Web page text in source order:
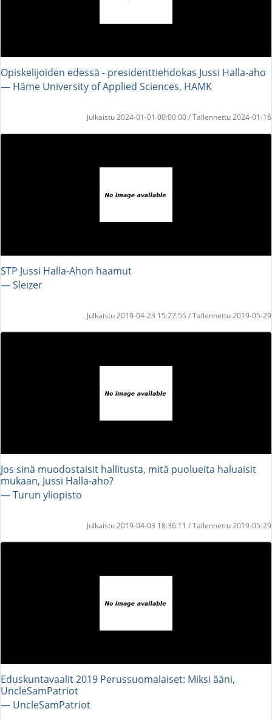
Opiskelijoiden edessä - presidenttiehdokas Jussi Halla-aho
― Häme University of Applied Sciences, HAMK
Julkaistu 2024-01-01 00:00:00 / Tallennettu 2024-01-16
STP Jussi Halla-Ahon haamut
― Sleizer
Julkaistu 2019-04-23 15:27:55 / Tallennettu 2019-05-29
Jos sinä muodostaisit hallitusta, mitä puolueita haluaisit
mukaan, Jussi Halla-aho?
― Turun yliopisto
Julkaistu 2019-04-03 18:36:11 / Tallennettu 2019-05-29
Eduskuntavaalit 2019 Perussuomalaiset: Miksi ääni,
UncleSamPatriot
― UncleSamPatriot